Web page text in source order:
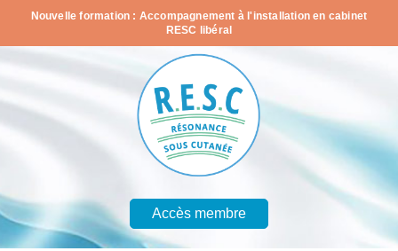
Nouvelle formation : Accompagnement à l'installation en cabinet
RESC libéral
Accès membre